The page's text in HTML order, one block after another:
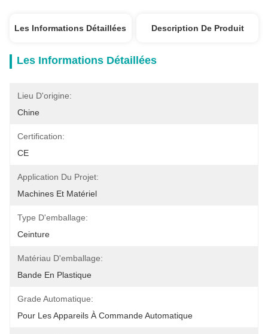
Les Informations Détaillées Description De Produit
Les Informations Détaillées
Lieu D'origine:
Chine
Certification:
CE
Application Du Projet:
Machines Et Matériel
Type D'emballage:
Ceinture
Matériau D'emballage:
Bande En Plastique
Grade Automatique:
Pour Les Appareils À Commande Automatique